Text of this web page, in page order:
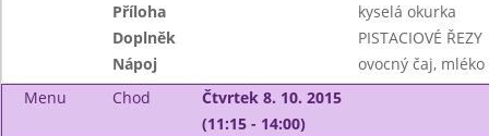
Příloha
kyselá okurka
Doplněk
PISTACIOVÉ ŘEZY
Nápoj
ovocný čaj, mléko
Menu
Chod
Čtvrtek 8. 10. 2015
(11:15 - 14:00)